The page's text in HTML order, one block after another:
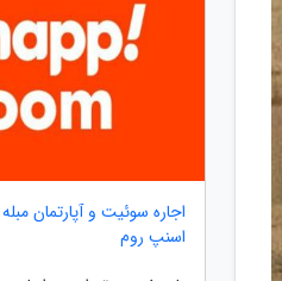
اجاره سوئیت و آپارتمان
اسنپ روم